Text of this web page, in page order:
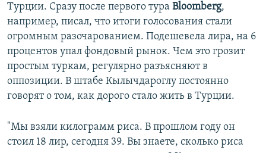
Турции. Сразу после первого тура Bloomberg,
например, писал, что итоги голосования стали
огромным разочарованием. Подешевела лира, на 6
процентов упал фондовый рынок. Чем это грозит
простым туркам, регулярно разъясняют в
оппозиции. В штабе Кылычдароглу постоянно
говорят о том, как дорого стало жить в Турции.
"Мы взяли килограмм риса. В прошлом году он
стоил 18 лир, сегодня 39. Вы знаете, сколько риса